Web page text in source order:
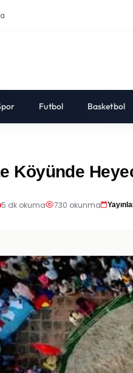
Futbol Basketbol
Köyünde
5 dk okuma 730 okunma